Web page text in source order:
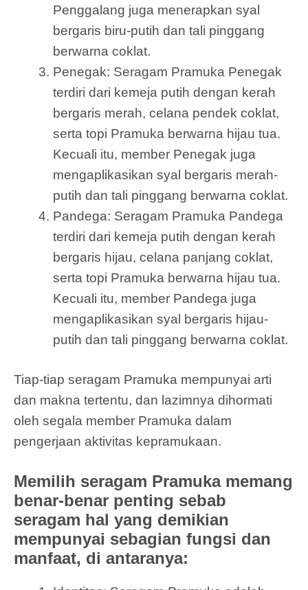
Penggalang juga menerapkan syal
bergaris biru-putih dan tali pinggang
berwarna coklat.
Penegak: Seragam Pramuka Penegak
terdiri dari kemeja putih dengan kerah
bergaris merah, celana pendek coklat,
serta topi Pramuka berwarna hijau tua.
Kecuali itu, member Penegak juga
mengaplikasikan syal bergaris merah-
putih dan tali pinggang berwarna coklat.
Pandega: Seragam Pramuka Pandega
terdiri dari kemeja putih dengan kerah
bergaris hijau, celana panjang coklat,
serta topi Pramuka berwarna hijau tua.
Kecuali itu, member Pandega juga
mengaplikasikan syal bergaris hijau-
putih dan tali pinggang berwarna coklat.
Tiap-tiap seragam Pramuka mempunyai arti
dan makna tertentu, dan lazimnya dihormati
oleh segala member Pramuka dalam
pengerjaan aktivitas kepramukaan.
Memilih seragam Pramuka memang
benar-benar penting sebab
seragam hal yang demikian
mempunyai sebagian fungsi dan
manfaat, di antaranya: